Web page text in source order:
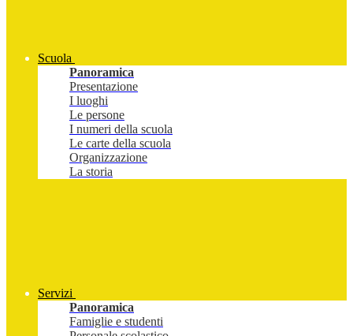
Scuola
Panoramica
Presentazione
I luoghi
Le persone
I numeri della scuola
Le carte della scuola
Organizzazione
La storia
Servizi
Panoramica
Famiglie e studenti